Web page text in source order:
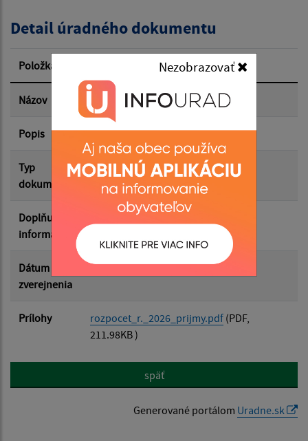
Nezobrazovať
Dátum zverejnenia od:
Dátum zverejnenia do:
Filtrovať Reset
Detail úradného dokumentu
Položka
Názov Rozpočet rok 2026 - príjmy
Popis
Typ
dokumentu
Rozpočet-Hospodárenie
Doplňujúce
informácie
Dátum
zverejnenia
05.01.2026
Prílohy rozpocet_r._2026_prijmy.pdf (PDF,
211.98KB )
späť
Generované portálom Uradne.sk